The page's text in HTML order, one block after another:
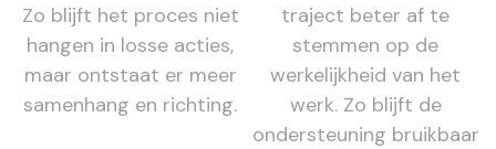
Zo blijft het proces niet
hangen in losse acties,
maar ontstaat er meer
samenhang en richting.
traject beter af te
stemmen op de
werkelijkheid van het
werk. Zo blijft de
ondersteuning bruikbaar